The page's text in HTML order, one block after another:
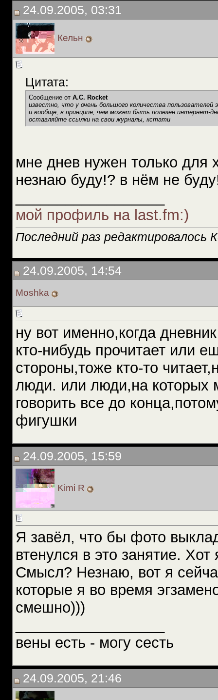
24.09.2005, 03:31
Кельн
Цитата:
Сообщение от A.C. Rocket
известно, что у очень большого количества
и вообще, в принципе, чем может быть полезен интернет-
оставляйте ссылки на свои журналы, кстати
мне днев нужен только для
незнаю буду!? в нём не
мой профиль на last.fm:)
Последний раз редактировалось
24.09.2005, 14:54
Moshka
ну вот именно,когда
кто-нибудь прочитает или
стороны,тоже кто-то
люди. или люди,на которых
говорить все до
фигушки
24.09.2005, 15:59
Kimi R
Я завёл, что бы фото
втенулся в это занятие.
Смысл? Незнаю, вот я
которые я во время
смешно)))
вены есть - могу сесть
24.09.2005, 21:46